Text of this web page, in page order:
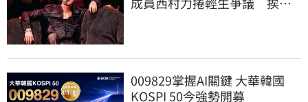
009829掌握AI關鍵 大華韓國
KOSPI 50今強勢開募